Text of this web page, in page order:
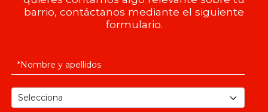
barrio, contáctanos mediante el siguiente
formulario.